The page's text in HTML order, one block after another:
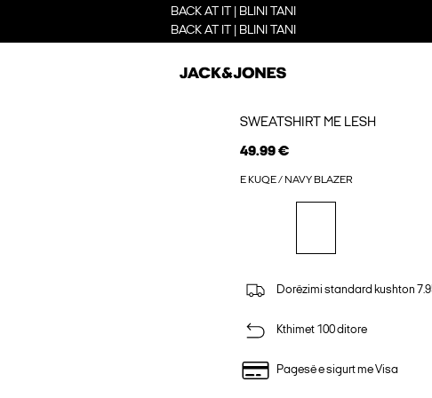
BACK AT IT | BLINI TANI
BACK AT IT | BLINI TANI
SWEATSHIRT ME LESH
49.99 €
E KUQE / NAVY BLAZER
Dorëzimi standard kushton
Kthimet 100 ditore
Pagesë e sigurt me Visa